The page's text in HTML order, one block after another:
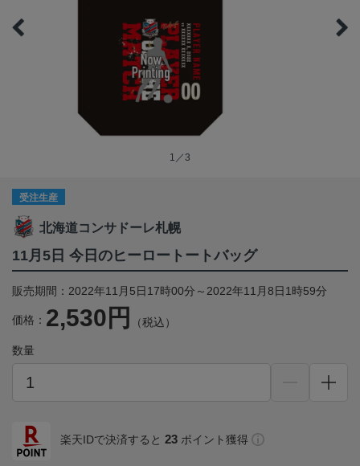
1／3
受注生産
北海道コンサドーレ札幌
11月5日 今日のヒーロートートバッグ
販売期間：2022年11月5日17時00分～2022年11月8日1時59分
価格： 2,530円 （税込）
数量
楽天IDで決済すると 23 ポイント獲得